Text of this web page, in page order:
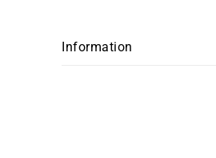
Information